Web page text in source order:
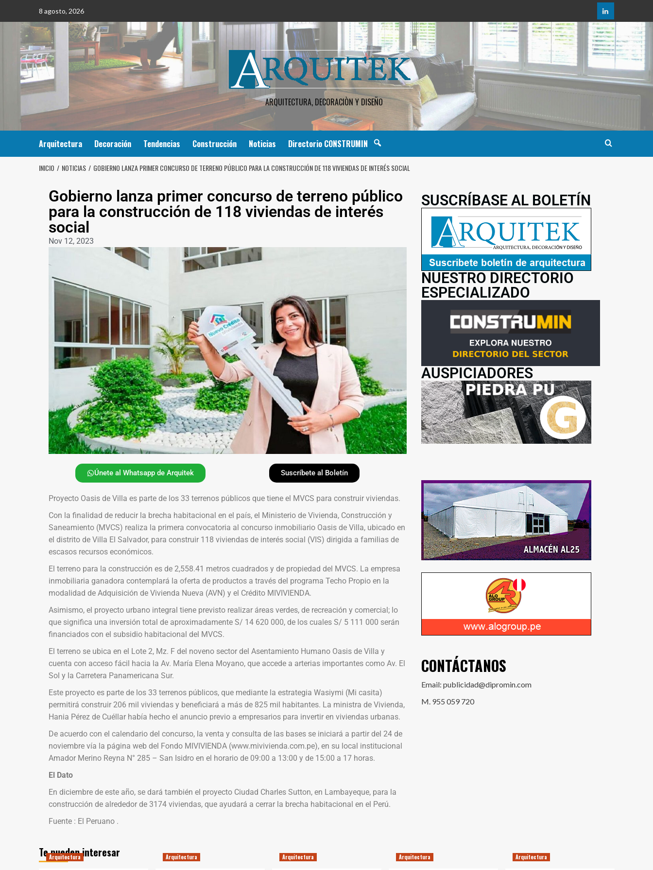
8 agosto, 2026
ARQUITECTURA, DECORACIÒN Y DISEÑO
Arquitectura Decoración Tendencias Construcción Noticias Directorio CONSTRUMIN
INICIO NOTICIAS GOBIERNO LANZA PRIMER CONCURSO DE TERRENO PÚBLICO PARA LA CONSTRUCCIÓN DE 118 VIVIENDAS DE INTERÉS SOCIAL
Gobierno lanza primer concurso de terreno público
para la construcción de 118 viviendas de interés
social
Nov 12, 2023
Únete al Whatsapp de Arquitek Suscríbete al Boletín
Proyecto Oasis de Villa es parte de los 33 terrenos públicos que tiene el MVCS para construir viviendas.
Con la finalidad de reducir la brecha habitacional en el país, el Ministerio de Vivienda, Construcción y
Saneamiento (MVCS) realiza la primera convocatoria al concurso inmobiliario Oasis de Villa, ubicado en
el distrito de Villa El Salvador, para construir 118 viviendas de interés social (VIS) dirigida a familias de
escasos recursos económicos.
El terreno para la construcción es de 2,558.41 metros cuadrados y de propiedad del MVCS. La empresa
inmobiliaria ganadora contemplará la oferta de productos a través del programa Techo Propio en la
modalidad de Adquisición de Vivienda Nueva (AVN) y el Crédito MIVIVIENDA.
Asimismo, el proyecto urbano integral tiene previsto realizar áreas verdes, de recreación y comercial; lo
que significa una inversión total de aproximadamente S/ 14 620 000, de los cuales S/ 5 111 000 serán
financiados con el subsidio habitacional del MVCS.
El terreno se ubica en el Lote 2, Mz. F del noveno sector del Asentamiento Humano Oasis de Villa y
cuenta con acceso fácil hacia la Av. María Elena Moyano, que accede a arterias importantes como Av. El
Sol y la Carretera Panamericana Sur.
Este proyecto es parte de los 33 terrenos públicos, que mediante la estrategia Wasiymi (Mi casita)
permitirá construir 206 mil viviendas y beneficiará a más de 825 mil habitantes. La ministra de Vivienda,
Hania Pérez de Cuéllar había hecho el anuncio previo a empresarios para invertir en viviendas urbanas.
De acuerdo con el calendario del concurso, la venta y consulta de las bases se iniciará a partir del 24 de
noviembre vía la página web del Fondo MIVIVIENDA (www.mivivienda.com.pe), en su local institucional
Amador Merino Reyna N° 285 – San Isidro en el horario de 09:00 a 13:00 y de 15:00 a 17 horas.
El Dato
En diciembre de este año, se dará también el proyecto Ciudad Charles Sutton, en Lambayeque, para la
construcción de alrededor de 3174 viviendas, que ayudará a cerrar la brecha habitacional en el Perú.
Fuente : El Peruano .
SUSCRÍBASE AL BOLETÍN
NUESTRO DIRECTORIO
ESPECIALIZADO
AUSPICIADORES
CONTÁCTANOS
Email: publicidad@dipromin.com
M. 955 059 720
Te pueden interesar
Arquitectura Arquitectura Arquitectura Arquitectura Arquitectura